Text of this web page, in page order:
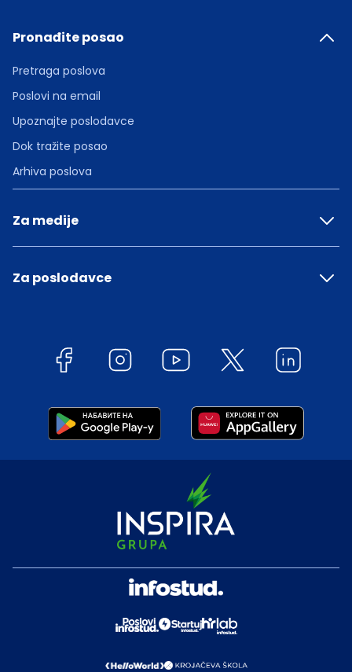
Pronađite posao
Pretraga poslova
Poslovi na email
Upoznajte poslodavce
Dok tražite posao
Arhiva poslova
Za medije
Za poslodavce